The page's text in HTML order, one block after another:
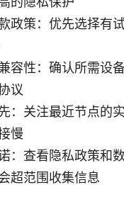
政策：优先选择有
容性：确认所需设
议
：关注最近节点的
慢
：查看隐私政策和
超范围收集信息